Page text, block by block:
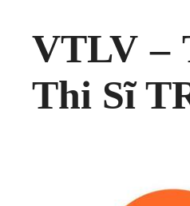
VTLV –
Thi Sĩ